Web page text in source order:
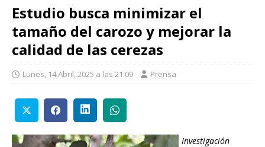
Estudio busca minimizar el
tamaño del carozo y mejorar la
calidad de las cerezas
Lunes, 14 Abril, 2025 a las 21:09 Prensa
Investigación